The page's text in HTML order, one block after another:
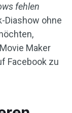
fehlen
Diashow ohne
Maker
Facebook zu